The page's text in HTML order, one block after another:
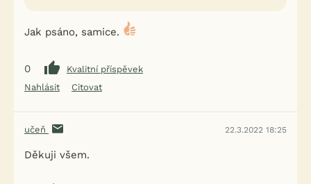
Jak psáno, samice.
0
Kvalitní příspěvek
Nahlásit
Citovat
učeň 22.3.2022 18:25
Děkuji všem.